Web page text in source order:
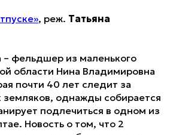
, реж. Татьяна
фельдшер из маленького
области Нина Владимировна
почти 40 лет следит за
земляков, однажды собирается
подлечиться в одном из
Новость о том, что 2